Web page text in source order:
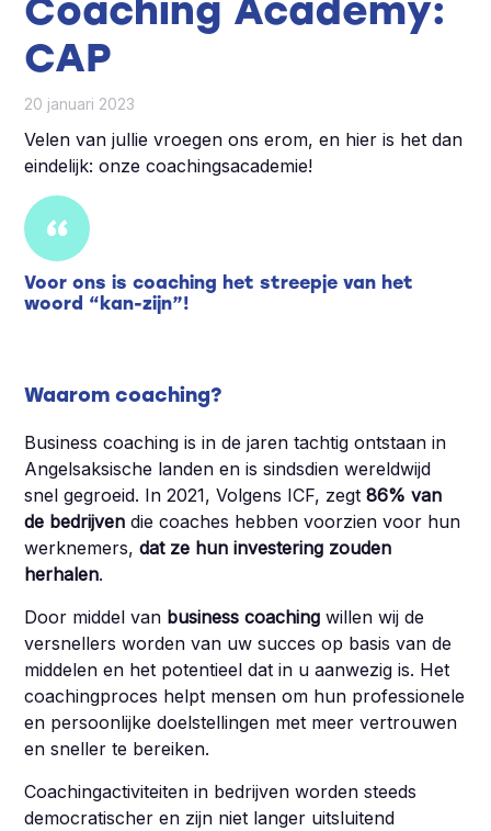
Coaching Academy:
CAP
20 januari 2023
Velen van jullie vroegen ons erom, en hier is het dan
eindelijk: onze coachingsacademie!
Voor ons is coaching het streepje van het
woord “kan-zijn”!
Waarom coaching?
Business coaching is in de jaren tachtig ontstaan in
Angelsaksische landen en is sindsdien wereldwijd
snel gegroeid. In 2021, Volgens ICF, zegt86% van
de bedrijven die coaches hebben voorzien voor hun
werknemers,dat ze hun investering zouden
herhalen.
Door middel van business coaching willen wij de
versnellers worden van uw succes op basis van de
middelen en het potentieel dat in u aanwezig is. Het
coachingproces helpt mensen om hun professionele
en persoonlijke doelstellingen met meer vertrouwen
en sneller te bereiken.
Coachingactiviteiten in bedrijven worden steeds
democratischer en zijn niet langer uitsluitend